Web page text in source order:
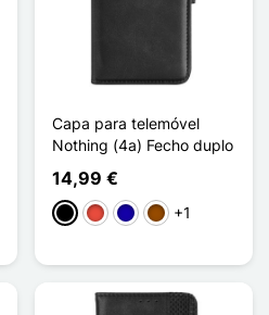
Capa para telemóvel
Nothing (4a) Fecho duplo
14,99 €
PretoVermelhoAzul Escuro
Castanho
+1